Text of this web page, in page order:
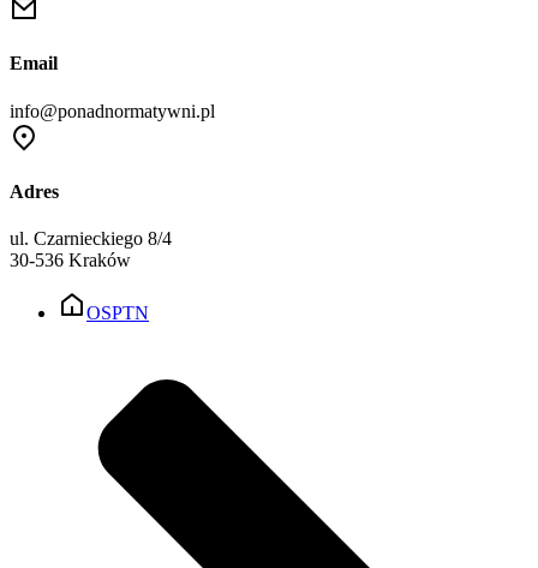
Email
info@ponadnormatywni.pl
Adres
ul. Czarnieckiego 8/4
30-536 Kraków
OSPTN